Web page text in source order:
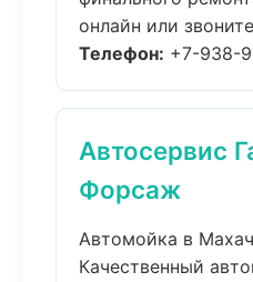
онлайн или
Телефон: +7-938-
Автосервис
Форсаж
Автомойка в
Качественный